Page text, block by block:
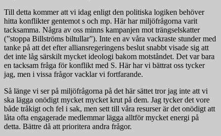
Till detta kommer att vi idag enligt den politiska logiken behöver
hitta konflikter gentemot s och mp. Här har miljöfrågorna varit
tacksamma. Några av oss minns kampanjen mot trängselskatter
(”stoppa Billströms biltullar”). Inte en av våra vackraste stunder med
tanke på att det efter alliansregeringens beslut snabbt visade sig att
det inte låg särskilt mycket ideologi bakom motståndet. Det var bara
en tacksam fråga för konflikt med S. Här har vi bättrat oss tycker
jag, men i vissa frågor vacklar vi fortfarande.
Så länge vi ser på miljöfrågorna på det här sättet tror jag inte att vi
ska lägga onödigt mycket mycket krut på dem. Jag tycker det vore
både tråkigt och fel i sak, men sett till våra resurser är det onödigt att
låta ofta engagerade medlemmar lägga alltför mycket energi på
detta. Bättre då att prioritera andra frågor.